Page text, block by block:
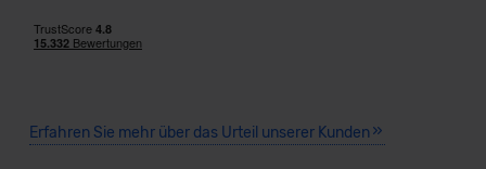
Verkauf startet in Kürze
Bald verfügbar
Erfahren Sie mehr über das Urteil unserer Kunden